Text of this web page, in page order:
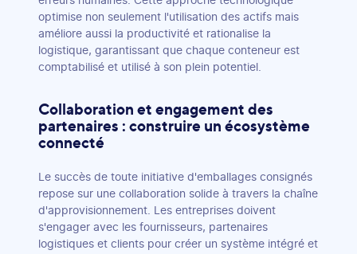
optimise non seulement l'utilisation des actifs mais
améliore aussi la productivité et rationalise la
logistique, garantissant que chaque conteneur est
comptabilisé et utilisé à son plein potentiel.
Collaboration et engagement des
partenaires : construire un écosystème
connecté
Le succès de toute initiative d'emballages consignés
repose sur une collaboration solide à travers la chaîne
d'approvisionnement. Les entreprises doivent
s'engager avec les fournisseurs, partenaires
logistiques et clients pour créer un système intégré et